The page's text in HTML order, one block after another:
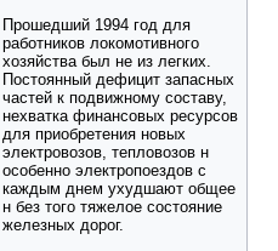
Прошедший 1994 год для
работников локомотивного
хозяйства был не из легких.
Постоянный дефицит запасных
частей к подвижному составу,
нехватка финансовых ресурсов
для приобретения новых
электровозов, тепловозов н
особенно электропоездов с
каждым днем ухудшают общее
н без того тяжелое состояние
железных дорог.